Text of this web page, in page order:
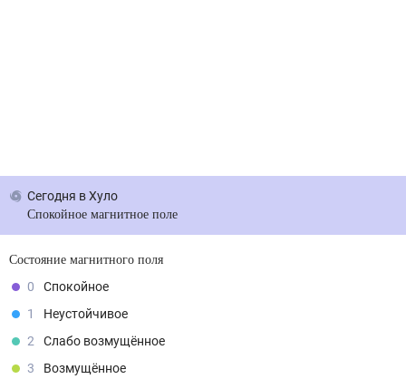
Сегодня в Хуло
Спокойное магнитное поле
Состояние магнитного поля
0
Спокойное
1
Неустойчивое
2
Слабо возмущённое
3
Возмущённое